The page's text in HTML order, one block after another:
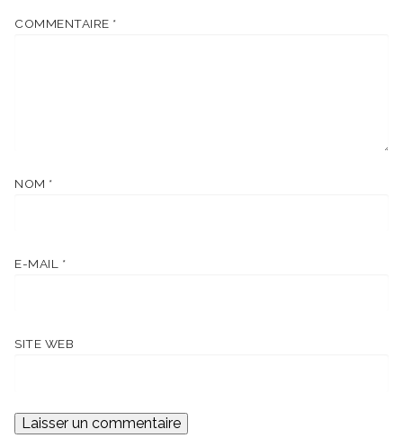
COMMENTAIRE *
NOM *
E-MAIL *
SITE WEB